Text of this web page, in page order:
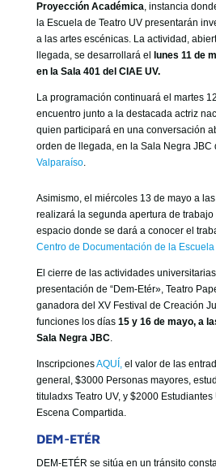
Proyección Académica, instancia
la Escuela de Teatro UV presentarán
a las artes escénicas. La actividad,
llegada, se desarrollará el
lunes 11 de
en la Sala 401 del CIAE UV.
La programación continuará el martes
encuentro junto a la destacada actriz
quien participará en una conversación
orden de llegada, en la Sala Negra JBC
Valparaíso.
Asimismo, el miércoles 13 de mayo a
realizará la segunda apertura de trabajo
espacio donde se dará a conocer el
Centro de Documentación de la Escuela
El cierre de las actividades
presentación de “Dem-Etér», Teatro
ganadora del XV Festival de Creación
funciones los días 15 y 16 de mayo, a
Sala Negra JBC.
InscripcionesAQUÍ,el valor de las
general, $3000 Personas mayores,
tituladxs Teatro UV, y $2000
Escena Compartida.
DEM-ETÉR
DEM-ETÉR se sitúa en un tránsito